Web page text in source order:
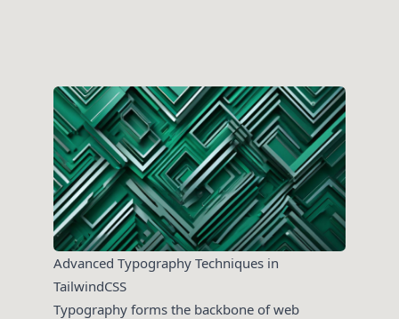
Advanced Typography Techniques in
TailwindCSS
Typography forms the backbone of web